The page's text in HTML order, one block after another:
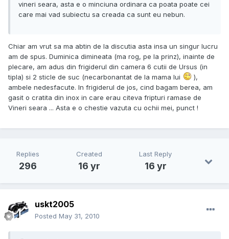
vineri seara, asta e o minciuna ordinara ca poata poate cei
care mai vad subiectu sa creada ca sunt eu nebun.
Chiar am vrut sa ma abtin de la discutia asta insa un singur lucru
am de spus. Duminica dimineata (ma rog, pe la prinz), inainte de
plecare, am adus din frigiderul din camera 6 cutii de Ursus (in
tipla) si 2 sticle de suc (necarbonantat de la mama lui
),
ambele nedesfacute. In frigiderul de jos, cind bagam berea, am
gasit o cratita din inox in care erau citeva fripturi ramase de
Vineri seara ... Asta e o chestie vazuta cu ochii mei, punct !
Replies
296
Created
16 yr
Last Reply
16 yr
uskt2005
Posted May 31, 2010